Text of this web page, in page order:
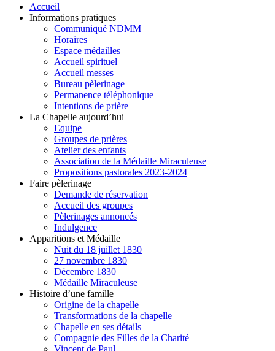
Accueil
Informations pratiques
Communiqué NDMM
Horaires
Espace médailles
Accueil spirituel
Accueil messes
Bureau pèlerinage
Permanence téléphonique
Intentions de prière
La Chapelle aujourd’hui
Equipe
Groupes de prières
Atelier des enfants
Association de la Médaille Miraculeuse
Propositions pastorales 2023-2024
Faire pèlerinage
Demande de réservation
Accueil des groupes
Pèlerinages annoncés
Indulgence
Apparitions et Médaille
Nuit du 18 juillet 1830
27 novembre 1830
Décembre 1830
Médaille Miraculeuse
Histoire d’une famille
Origine de la chapelle
Transformations de la chapelle
Chapelle en ses détails
Compagnie des Filles de la Charité
Vincent de Paul